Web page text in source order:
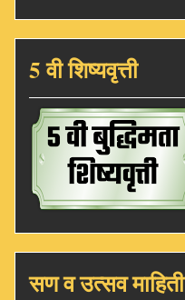
5 वी शिष्यवृत्ती
सण व उत्सव माहिती